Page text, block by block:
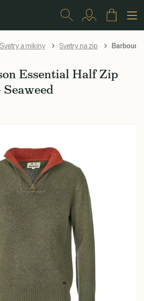
Svetry a mikiny Svetry na zip Barbour
Essential Half Zip